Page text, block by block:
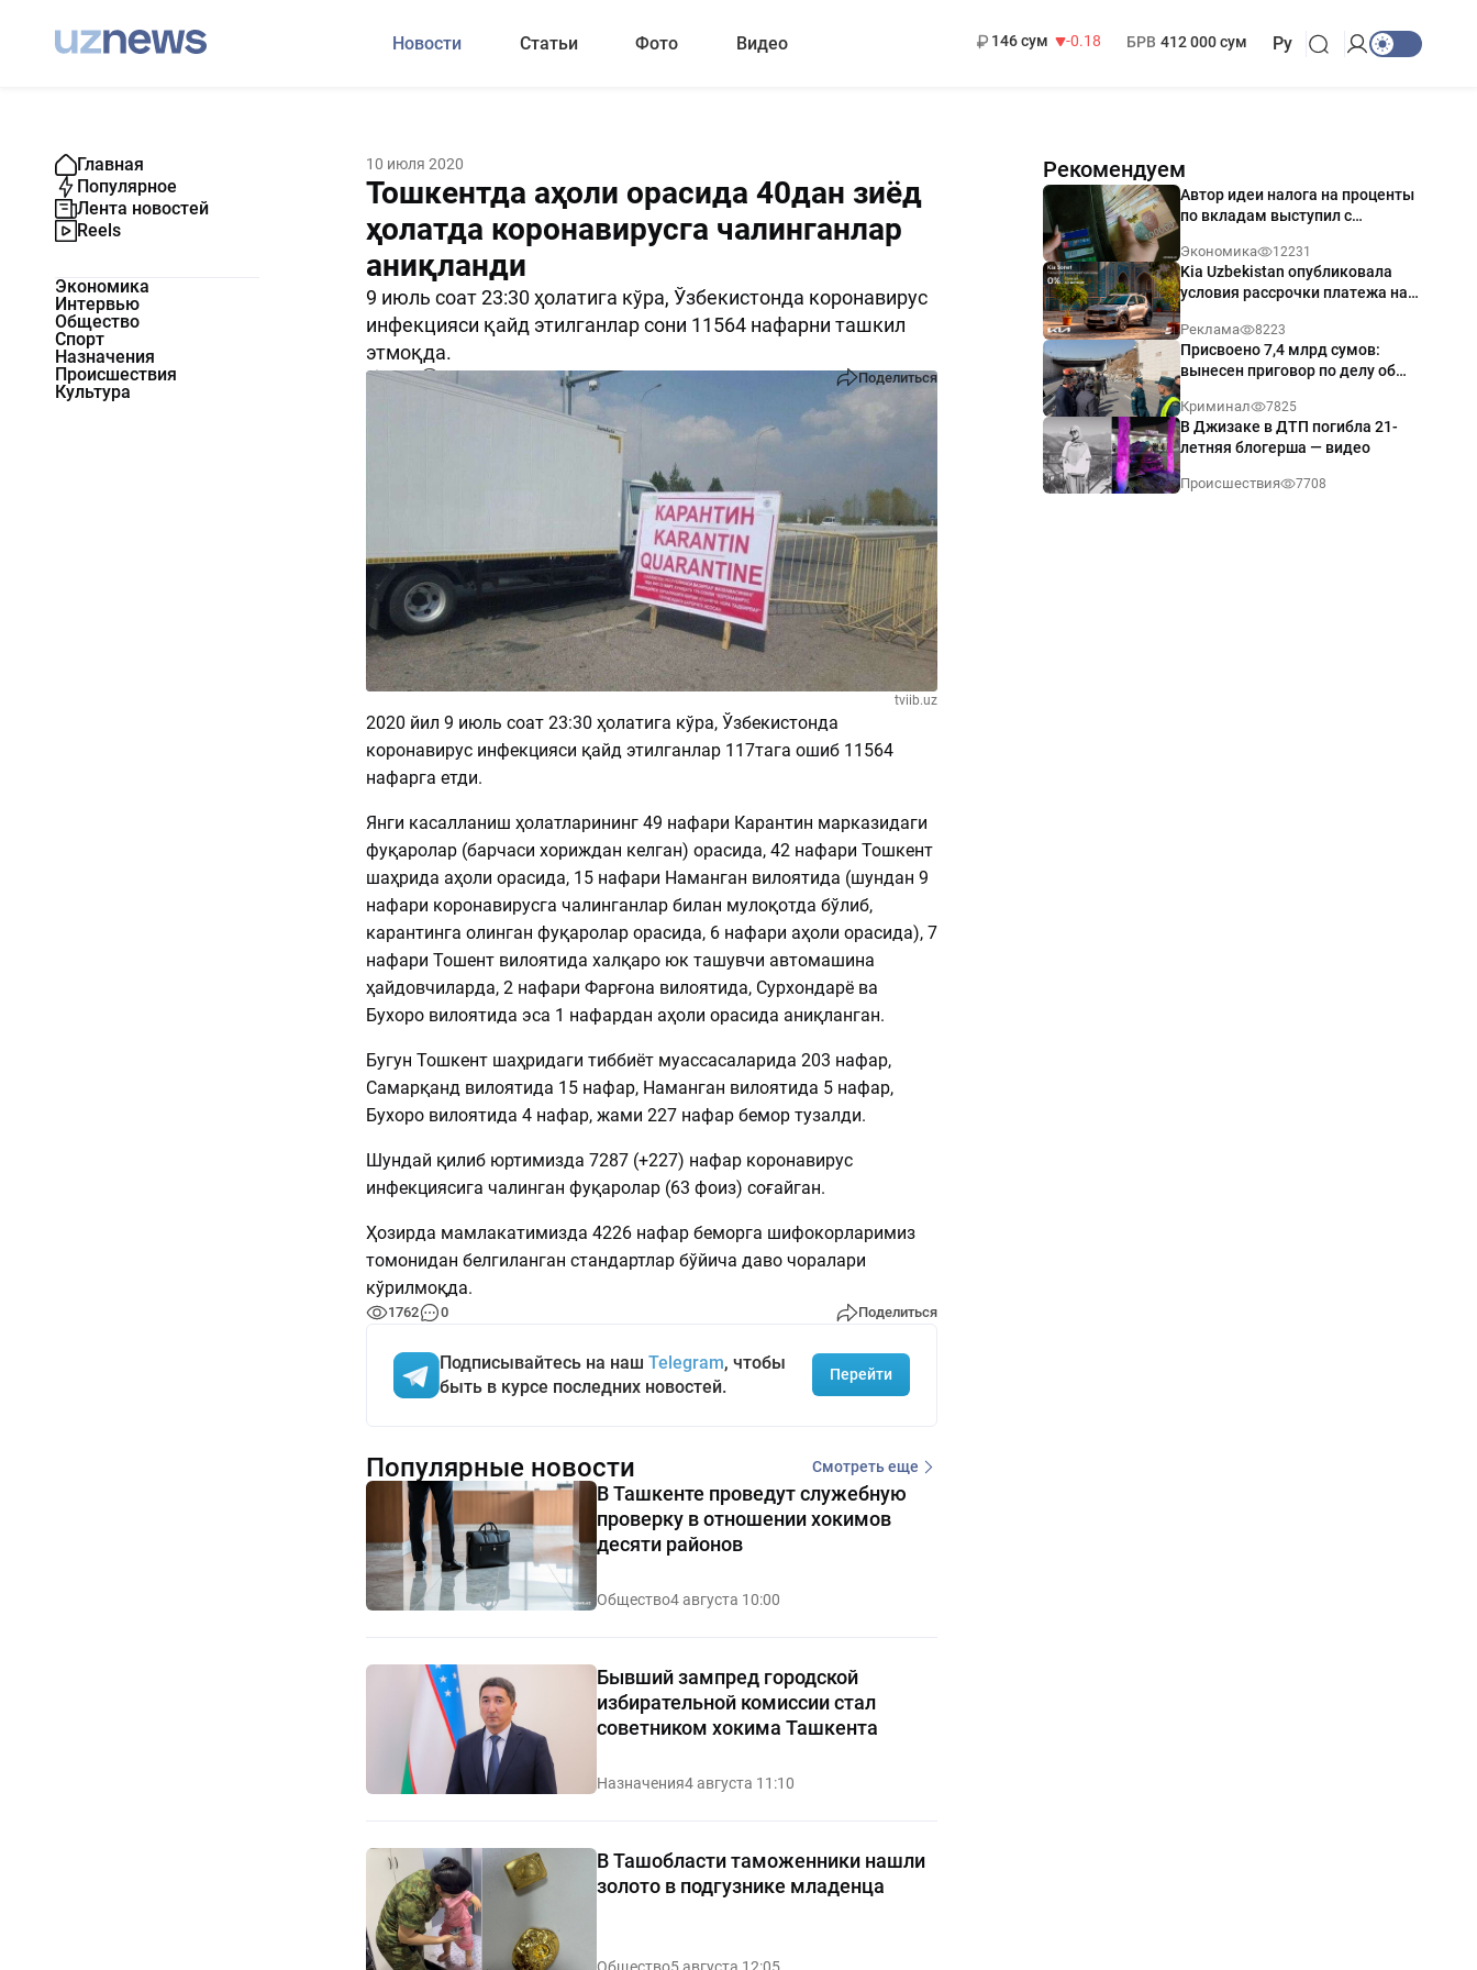
Новости Статьи Фото Видео
146 сум
-0.18
БРВ 412 000 сум Ру
Главная
Популярное
Лента новостей
Reels
Экономика
Интервью
Общество
Спорт
Назначения
Происшествия
Культура
10 июля 2020
Тошкентда аҳоли орасида 40дан зиёд
ҳолатда коронавирусга чалинганлар
аниқланди
9 июль соат 23:30 ҳолатига кўра, Ўзбекистонда коронавирус
инфекцияси қайд этилганлар сони 11564 нафарни ташкил
этмоқда.
1762 Поделиться
tviib.uz
2020 йил 9 июль соат 23:30 ҳолатига кўра, Ўзбекистонда
коронавирус инфекцияси қайд этилганлар 117тага ошиб 11564
нафарга етди.
Янги касалланиш ҳолатларининг 49 нафари Карантин марказидаги
фуқаролар (барчаси хориждан келган) орасида, 42 нафари Тошкент
шаҳрида аҳоли орасида, 15 нафари Наманган вилоятида (шундан 9
нафари коронавирусга чалинганлар билан мулоқотда бўлиб,
карантинга олинган фуқаролар орасида, 6 нафари аҳоли орасида), 7
нафари Тошент вилоятида халқаро юк ташувчи автомашина
ҳайдовчиларда, 2 нафари Фарғона вилоятида, Сурхондарё ва
Бухоро вилоятида эса 1 нафардан аҳоли орасида аниқланган.
Бугун Тошкент шаҳридаги тиббиёт муассасаларида 203 нафар,
Самарқанд вилоятида 15 нафар, Наманган вилоятида 5 нафар,
Бухоро вилоятида 4 нафар, жами 227 нафар бемор тузалди.
Шундай қилиб юртимизда 7287 (+227) нафар коронавирус
инфекциясига чалинган фуқаролар (63 фоиз) соғайган.
Ҳозирда мамлакатимизда 4226 нафар беморга шифокорларимиз
томонидан белгиланган стандартлар бўйича даво чоралари
кўрилмоқда.
1762 0 Поделиться
Подписывайтесь на наш Telegram, чтобы
быть в курсе последних новостей.
Перейти
Рекомендуем
Автор идеи налога на проценты
по вкладам выступил с
Экономика 12231
Kia Uzbekistan опубликовала
условия рассрочки платежа на
годовых
Реклама 8223
Присвоено 7,4 млрд сумов:
вынесен приговор по делу об
Ташкенте
Криминал 7825
В Джизаке в ДТП погибла 21-
летняя блогерша — видео
Происшествия 7708
Популярные новости Смотреть еще
В Ташкенте проведут служебную
проверку в отношении хокимов
десяти районов
Общество4 августа 10:00
Бывший зампред городской
избирательной комиссии стал
советником хокима Ташкента
Назначения4 августа 11:10
В Ташобласти таможенники нашли
золото в подгузнике младенца
Общество5 августа 12:05